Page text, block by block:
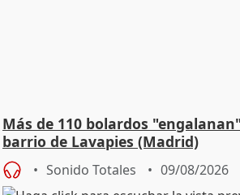
Más de 110 bolardos
barrio de Lavapies (Madrid)
Sonido Totales 09/08/2026